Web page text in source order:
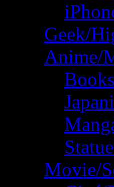
Geek/
Anime/
Movie/